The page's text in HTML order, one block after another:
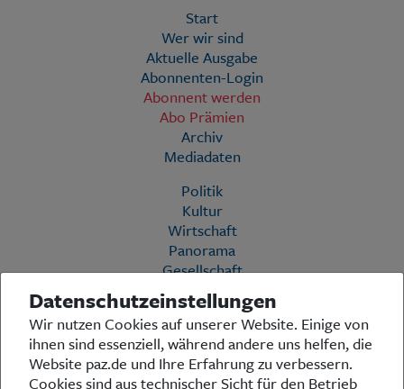
Start
Wer wir sind
Aktuelle Ausgabe
Abonnenten-Login
Abonnent werden
Abo Prämien
Archiv
Mediadaten
Politik
Kultur
Wirtschaft
Panorama
Gesellschaft
Leben
Geschichte
Ostpreußen
Pommern
Berlin-Brandenburg
Datenschutzeinstellungen
Wir nutzen Cookies auf unserer Website. Einige von
ihnen sind essenziell, während andere uns helfen, die
Website paz.de und Ihre Erfahrung zu verbessern.
Cookies sind aus technischer Sicht für den Betrieb